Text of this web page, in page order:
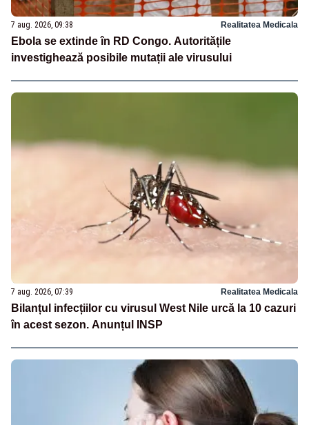
7 aug. 2026, 09:38 Realitatea Medicala
Ebola se extinde în RD Congo. Autoritățile
investighează posibile mutații ale virusului
7 aug. 2026, 07:39 Realitatea Medicala
Bilanțul infecțiilor cu virusul West Nile urcă la 10 cazuri
în acest sezon. Anunțul INSP